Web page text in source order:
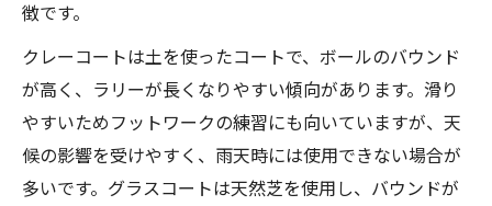
徴です。
クレーコートは土を使ったコートで、ボールのバウンド
が高く、ラリーが長くなりやすい傾向があります。滑り
やすいためフットワークの練習にも向いていますが、天
候の影響を受けやすく、雨天時には使用できない場合が
多いです。グラスコートは天然芝を使用し、バウンドが